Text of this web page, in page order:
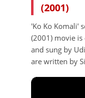
(2001)
'Ko Ko Komali'
(2001) movie
and sung by
are written by